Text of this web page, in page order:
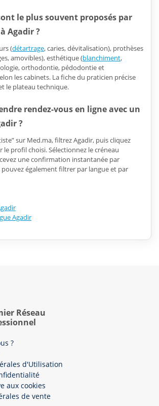
le plus souvent proposés par
Agadir ?
(détartrage, caries, dévitalisation), prothèses
amovibles), esthétique (blanchiment,
orthodontie, pédodontie et
les cabinets. La fiche du praticien précise
le plateau technique.
rendez-vous en ligne avec un
?
sur Med.ma, filtrez Agadir, puis cliquez
le profil choisi. Sélectionnez le créneau
une confirmation instantanée par
pouvez également filtrer par langue et par
Agadir
Réseau
?
d'Utilisation
aux cookies
de vente